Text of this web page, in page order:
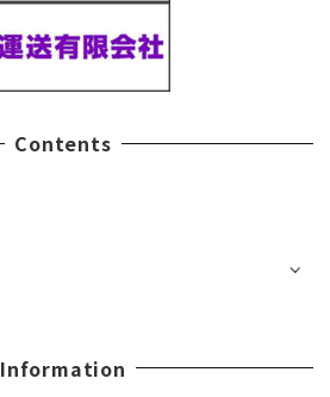
Contents
Information